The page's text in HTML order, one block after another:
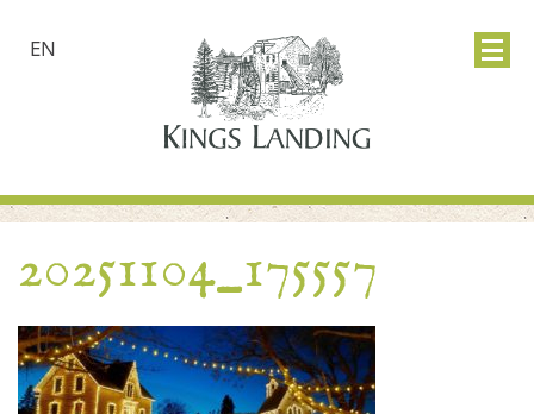
EN
20251104_175557